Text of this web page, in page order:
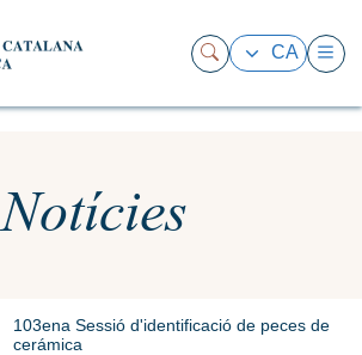
CA
Notícies
103ena Sessió d'identificació de peces de
cerámica